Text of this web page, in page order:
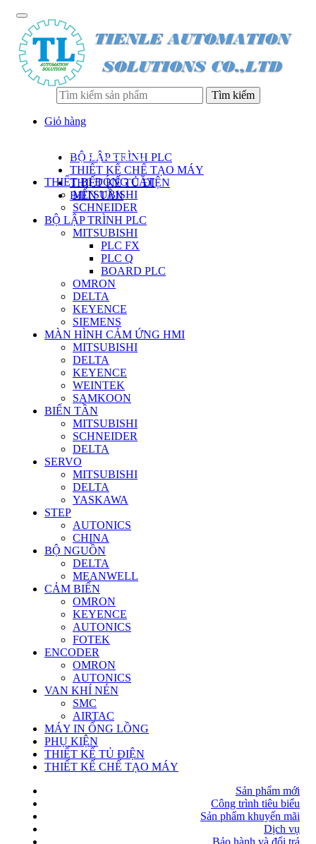
Tìm kiếm
Giỏ hàng
BỘ LẬP TRÌNH PLC
THIẾT KẾ CHẾ TẠO MÁY
THIẾT KẾ TỦ ĐIỆN
BIẾN TẦN
DANH SÁCH SẢN PHẨM
THIẾT BỊ ĐÓNG CẮT
MITSUBISHI
SCHNEIDER
BỘ LẬP TRÌNH PLC
MITSUBISHI
PLC FX
PLC Q
BOARD PLC
OMRON
DELTA
KEYENCE
SIEMENS
MÀN HÌNH CẢM ỨNG HMI
MITSUBISHI
DELTA
KEYENCE
WEINTEK
SAMKOON
BIẾN TẦN
MITSUBISHI
SCHNEIDER
DELTA
SERVO
MITSUBISHI
DELTA
YASKAWA
STEP
AUTONICS
CHINA
BỘ NGUỒN
DELTA
MEANWELL
CẢM BIẾN
OMRON
KEYENCE
AUTONICS
FOTEK
ENCODER
OMRON
AUTONICS
VAN KHÍ NÉN
SMC
AIRTAC
MÁY IN ỐNG LỒNG
PHỤ KIỆN
THIẾT KẾ TỦ ĐIỆN
THIẾT KẾ CHẾ TẠO MÁY
Sản phẩm mới
Công trình tiêu biểu
Sản phẩm khuyến mãi
Dịch vụ
Bảo hành và đổi trả